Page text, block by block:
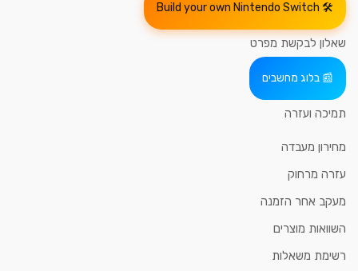
Build your own Nintendo Switch
שאלון לבקשת מפרט
בלוג מחשבים
תמיכה ועזרה
מחירון מעבדה
עזרה מרחוק
מעקב אחר הזמנה
השוואות מוצרים
רשימת משאלות